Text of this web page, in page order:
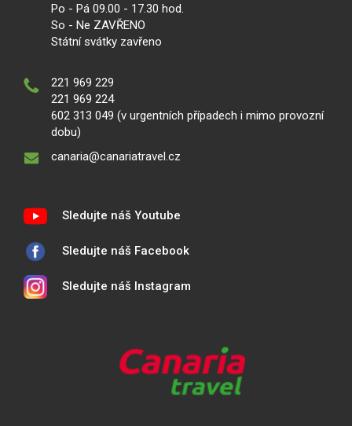
Po - Pá 09.00 - 17.30 hod.
So - Ne ZAVŘENO
Státní svátky zavřeno
221 969 229
221 969 224
602 313 049 (v urgentních případech i mimo provozní
dobu)
canaria@canariatravel.cz
Sledujte náš Youtube
Sledujte náš Facebook
Sledujte náš Instagram